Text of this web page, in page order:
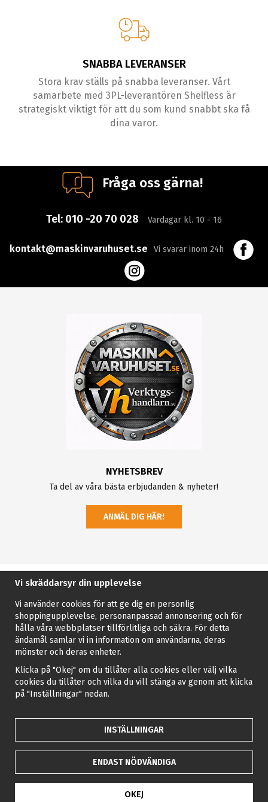
SNABBA LEVERANSER
Stora krav ställs på snabba leveranser. Vårt
samarbete med 3PL-leverantören Shelfless är
strategiskt viktigt för att du som kund snabbt ska få
dina varor.
Fråga oss gärna!
Tel: 010 -20 70 028 Vardagar kl. 10 - 16
kontakt@maskinvaruhuset.se Vi svarar inom 24h
NYHETSBREV
Ta del av våra bästa erbjudanden & nyheter!
ANMÄL DIG HÄR!
Vi skräddarsyr din upplevelse
Vi använder cookies för att ge dig en personlig
shoppingupplevelse, personanpassad annonsering och för
hålla våra webbplatser tillförlitliga och säkra. För detta
ändamål samlar vi in information om användarna, deras
mönster och deras enheter.
Klicka på "Okej" om du tillåter alla cookies eller välj vilka
cookies du tillåter och vilka du vill stänga av genom att klicka
på "Inställningar" nedan.
INSTÄLLNINGAR
ENDAST NÖDVÄNDIGA
OKEJ